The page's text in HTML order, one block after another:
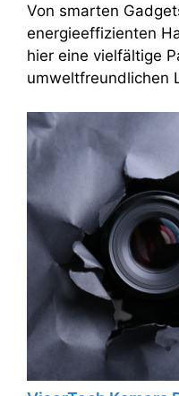
Von smarten
energieeffizienten
hier eine vielfältige
umweltfreundlichen